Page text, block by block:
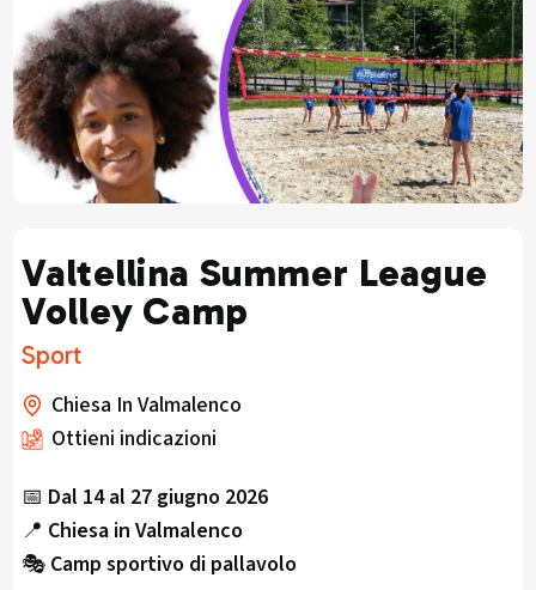
Valtellina Summer League
Volley Camp
Sport
Chiesa In Valmalenco
Ottieni indicazioni
📅 Dal 14 al 27 giugno 2026
📍 Chiesa in Valmalenco
🎭 Camp sportivo di pallavolo